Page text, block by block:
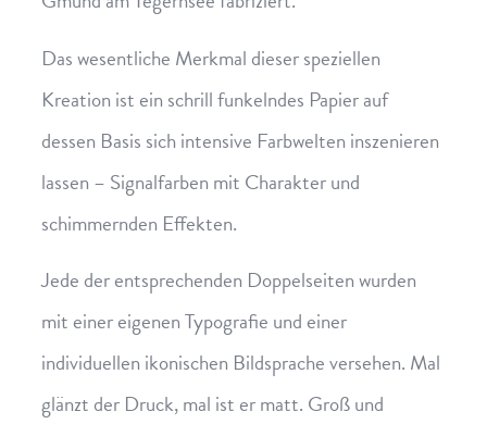
Das wesentliche Merkmal dieser speziellen
Kreation ist ein schrill funkelndes Papier auf
dessen Basis sich intensive Farbwelten inszenieren
lassen – Signalfarben mit Charakter und
schimmernden Effekten.
Jede der entsprechenden Doppelseiten wurden
mit einer eigenen Typografie und einer
individuellen ikonischen Bildsprache versehen. Mal
glänzt der Druck, mal ist er matt. Groß und